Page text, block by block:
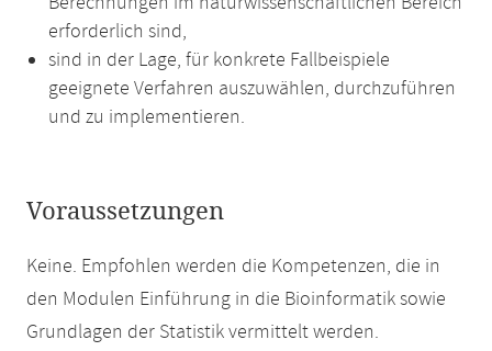
erforderlich sind,
sind in der Lage, für konkrete Fallbeispiele
geeignete Verfahren auszuwählen, durchzuführen
und zu implementieren.
Voraussetzungen
Keine. Empfohlen werden die Kompetenzen, die in
den Modulen Einführung in die Bioinformatik sowie
Grundlagen der Statistik vermittelt werden.